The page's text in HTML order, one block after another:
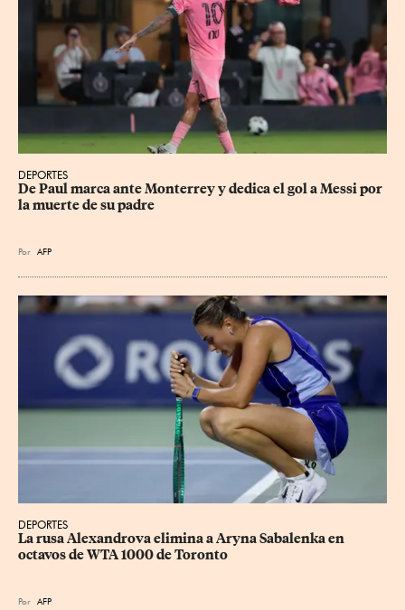
DEPORTES
De Paul marca ante Monterrey y dedica el gol a Messi por
la muerte de su padre
Por AFP
DEPORTES
La rusa Alexandrova elimina a Aryna Sabalenka en
octavos de WTA 1000 de Toronto
Por AFP